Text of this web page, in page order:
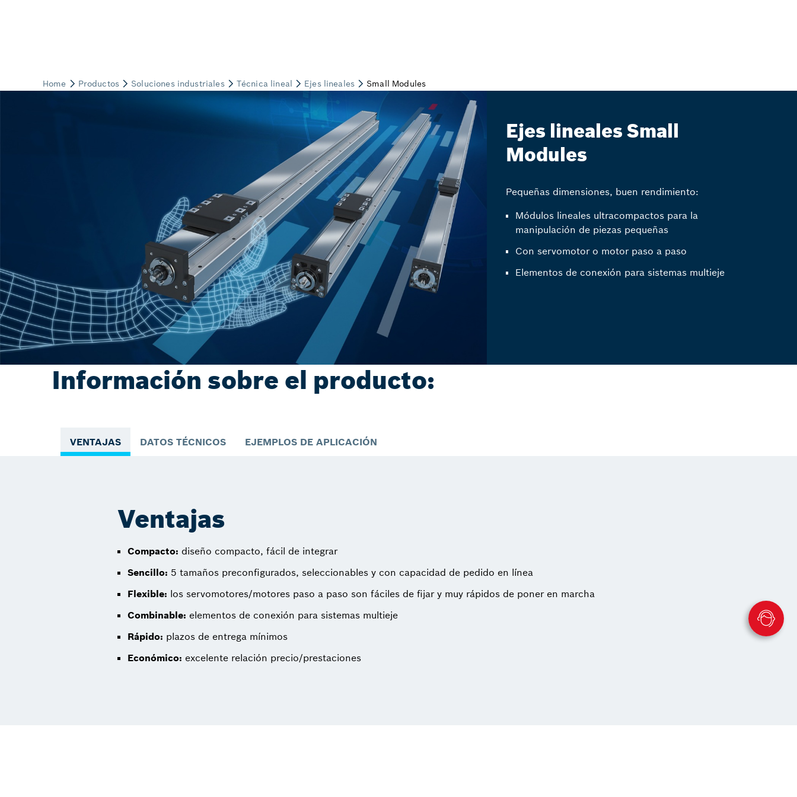
Ejes lineales Small
Modules
Pequeñas dimensiones, buen rendimiento:
Módulos lineales ultracompactos para la
manipulación de piezas pequeñas
Con servomotor o motor paso a paso
Elementos de conexión para sistemas multieje
Información sobre el producto:
VENTAJAS DATOS TÉCNICOS EJEMPLOS DE APLICACIÓN
Ventajas
Compacto: diseño compacto, fácil de integrar
Sencillo: 5 tamaños preconfigurados, seleccionables y con capacidad de pedido en línea
Flexible: los servomotores/motores paso a paso son fáciles de fijar y muy rápidos de poner en marcha
Combinable: elementos de conexión para sistemas multieje
Rápido: plazos de entrega mínimos
Económico: excelente relación precio/prestaciones